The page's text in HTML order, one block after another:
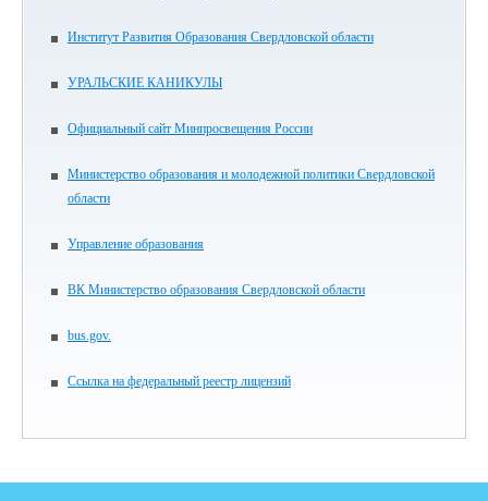
Институт Развития Образования Свердловской области
УРАЛЬСКИЕ КАНИКУЛЫ
Официальный сайт Минпросвещения России
Министерство образования и молодежной политики Свердловской
области
Управление образования
ВК Министерство образования Свердловской области
bus.gov.
Ссылка на федеральный реестр лицензий